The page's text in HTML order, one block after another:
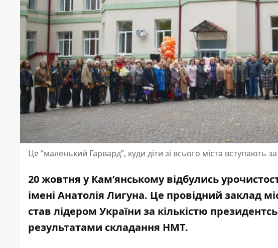
Це “маленький Гарвард”, куди діти зі всього міста вступають
20 жовтня у Кам’янському відбулись
імені Анатолія Лигуна. Це провідний заклад
став лідером України за кількістю
результатами складання НМТ.